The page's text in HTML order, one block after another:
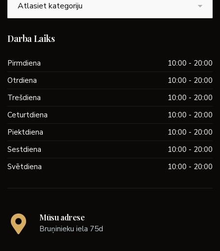
Darba Laiks
Pirmdiena
10:00 - 20:00
Otrdiena
10:00 - 20:00
Trešdiena
10:00 - 20:00
Ceturtdiena
10:00 - 20:00
Piektdiena
10:00 - 20:00
Sestdiena
10:00 - 20:00
Svētdiena
10:00 - 20:00
Mūsu adrese
Bruņinieku iela 75d